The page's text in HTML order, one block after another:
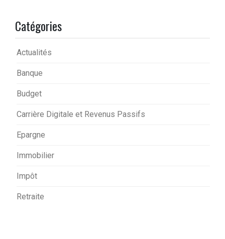
Catégories
Actualités
Banque
Budget
Carrière Digitale et Revenus Passifs
Epargne
Immobilier
Impôt
Retraite